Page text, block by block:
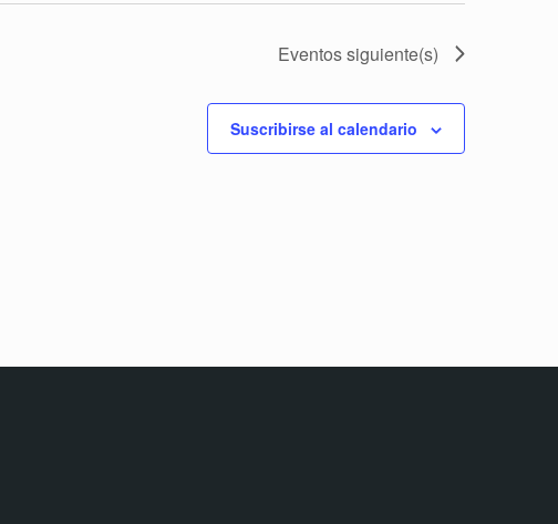
Eventossiguiente(s)
Suscribirse al calendario